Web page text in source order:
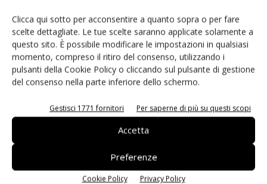
Clicca qui sotto per acconsentire a quanto sopra o per fare
scelte dettagliate. Le tue scelte saranno applicate solamente a
questo sito. È possibile modificare le impostazioni in qualsiasi
momento, compreso il ritiro del consenso, utilizzando i
pulsanti della Cookie Policy o cliccando sul pulsante di gestione
del consenso nella parte inferiore dello schermo.
Gestisci 1771 fornitori Per saperne di più su questi scopi
Accetta
Preferenze
Cookie Policy Privacy Policy
Salva il mio nome, email e sito web in questo browser per i
prossimi commenti.